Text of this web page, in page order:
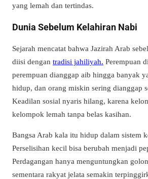
yang lemah dan tertindas.
Dunia Sebelum Kelahiran Nabi
Sejarah mencatat bahwa Jazirah Arab
diisi dengan tradisi jahiliyah. Perempuan
perempuan dianggap aib hingga banyak
hidup, dan orang miskin sering dianggap
Keadilan sosial nyaris hilang, karena
kelompok lemah tanpa belas kasihan.
Bangsa Arab kala itu hidup dalam sistem
Perselisihan kecil bisa berubah menjadi
Perdagangan hanya menguntungkan
sementara rakyat jelata semakin